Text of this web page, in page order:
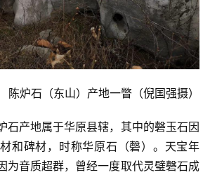
陈炉石（东山）产地一瞥（倪国强摄）
产地属于华原县辖，其中的磬玉石因
和碑材，时称华原石（磬）。天宝年
为音质超群，曾经一度取代灵璧磬石成